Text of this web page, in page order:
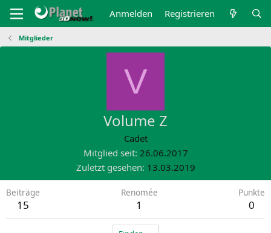
Anmelden Registrieren
Mitglieder
V
Volume Z
Cadet
Mitglied seit 26.06.2017
Zuletzt gesehen 13.03.2019
Beiträge
15
Renomée
1
Punkte
0